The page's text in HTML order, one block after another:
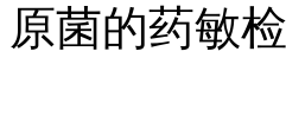
原菌的药敏检